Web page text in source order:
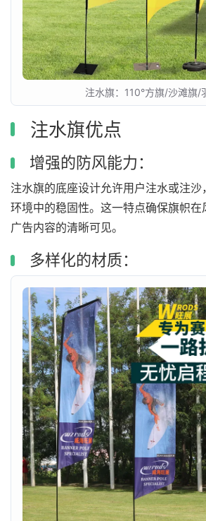
注水旗：110°方旗/沙滩旗/
注水旗优点
增强的防风能力：
注水旗的底座设计允许用户注水或注
环境中的稳固性。这一特点确保旗帜
广告内容的清晰可见。
多样化的材质：